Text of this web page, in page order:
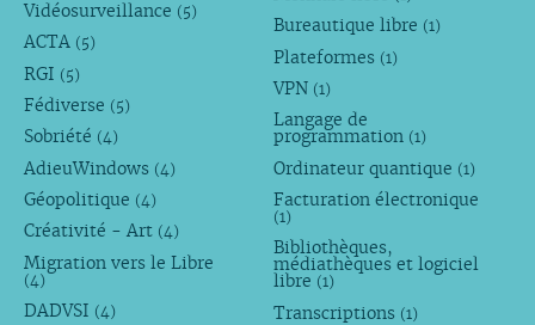
Vidéosurveillance (5)
ACTA (5)
RGI (5)
Fédiverse (5)
Sobriété (4)
AdieuWindows (4)
Géopolitique (4)
Créativité - Art (4)
Migration vers le Libre
(4)
DADVSI (4)
Bureautique libre (1)
Plateformes (1)
VPN (1)
Langage de
programmation (1)
Ordinateur quantique (1)
Facturation électronique
(1)
Bibliothèques,
médiathèques et logiciel
libre (1)
Transcriptions (1)